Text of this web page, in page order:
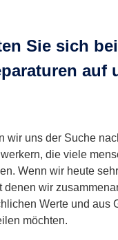
Sie sich
auf
wir uns der Suche
die viele
Wenn wir heute
denen wir
Werte und aus
möchten.